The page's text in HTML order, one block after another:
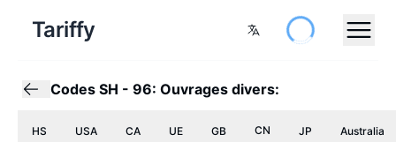
Tariffy
Codes SH - 96: Ouvrages divers:
HS USA CA UE GB CN JP Australia